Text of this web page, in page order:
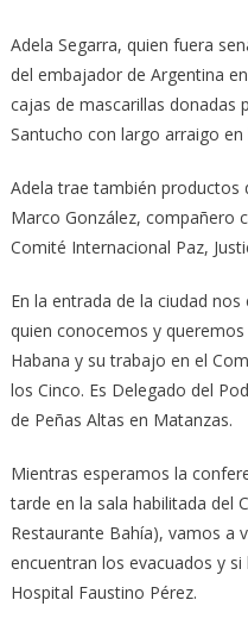
Adela Segarra, quien fuera
del embajador de Argentina
cajas de mascarillas donadas
Santucho con largo arraigo en
Adela trae también productos
Marco González, compañero
Comité Internacional Paz,
En la entrada de la ciudad
quien conocemos y
Habana y su trabajo en el
los Cinco. Es Delegado del
de Peñas Altas en Matanzas.
Mientras esperamos la
tarde en la sala habilitada del
Restaurante Bahía), vamos a
encuentran los evacuados y
Hospital Faustino Pérez.